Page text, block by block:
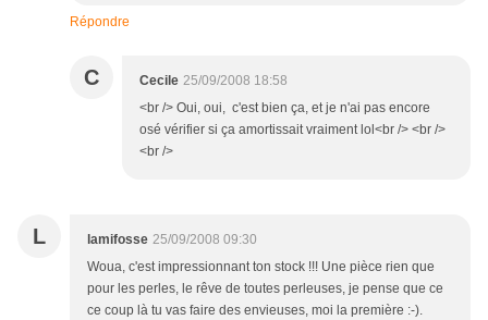
Répondre
C Cecile 25/09/2008 18:58
<br /> Oui, oui, c'est bien ça, et je n'ai pas encore
osé vérifier si ça amortissait vraiment lol<br /> <br />
<br />
L lamifosse 25/09/2008 09:30
Woua, c'est impressionnant ton stock !!! Une pièce rien que
pour les perles, le rêve de toutes perleuses, je pense que ce
ce coup là tu vas faire des envieuses, moi la première :-).